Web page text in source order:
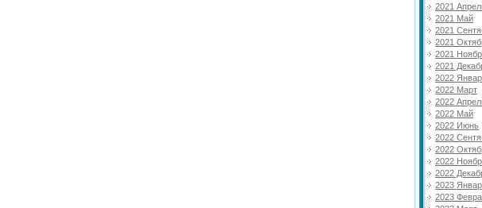
2021
2021 Май
2021
2021
2021
2021
2022
2022 Март
2022
2022 Май
2022 Июнь
2022
2022
2022
2022
2023
2023